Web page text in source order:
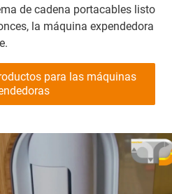
de cadena portacables listo
la máquina expendedora
para las máquinas